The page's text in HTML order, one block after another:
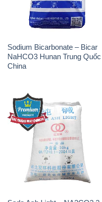
Soda Ash Light – NA2CO3 2
Vòng Tròn Hubei Shuanghuan
Trung Quốc China